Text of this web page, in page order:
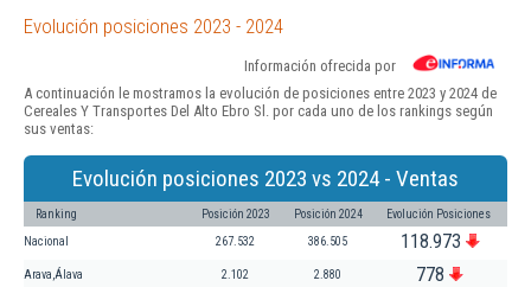
Evolución posiciones 2023 - 2024
Información ofrecida por
A continuación le mostramos la evolución de posiciones entre 2023 y 2024 de
Cereales Y Transportes Del Alto Ebro Sl. por cada uno de los rankings según
sus ventas:
Evolución posiciones 2023 vs 2024 - Ventas
Ranking Posición 2023 Posición 2024 Evolución Posiciones
Nacional 267.532 386.505 118.973
Arava,Álava 2.102 2.880 778